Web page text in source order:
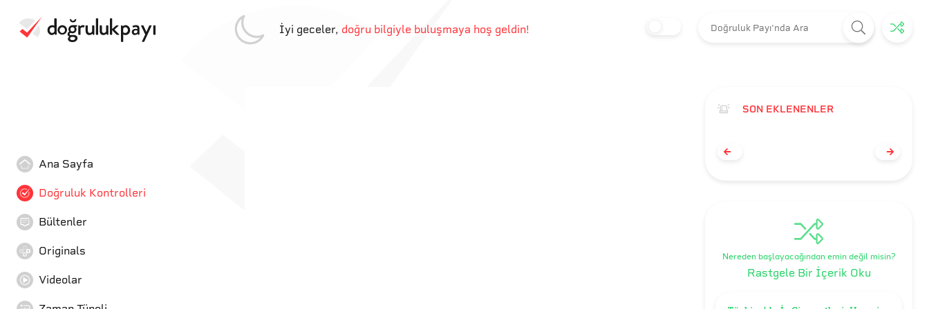
İyi geceler, doğru bilgiyle buluşmaya hoş geldin!
Ana Sayfa
Doğruluk Kontrolleri
Bültenler
Originals
Videolar
SON EKLENENLER
Nereden başlayacağından emin değil misin?
Rastgele Bir İçerik Oku